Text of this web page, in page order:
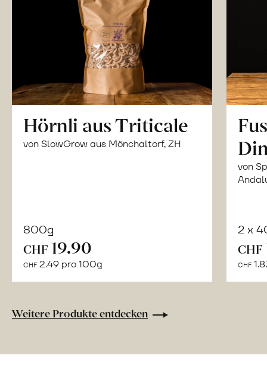
Hörnli aus Triticale
von SlowGrow aus Mönchaltorf, ZH
800g
CHF 19.90
CHF 2.49 pro 100g
von
2 x
CHF
CHF
Weitere Produkte entdecken